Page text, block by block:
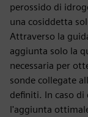
perossido di
una cosiddetta
Attraverso la
aggiunta solo la
necessaria per
sonde collegate
definiti. In caso di
l'aggiunta